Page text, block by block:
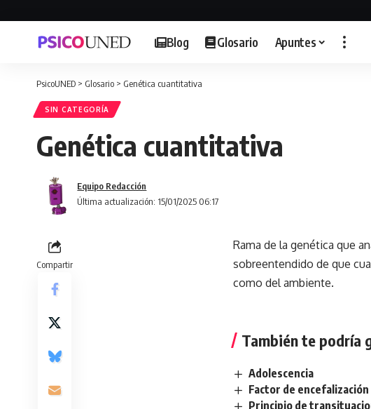
Blog Glosario Apuntes
PsicoUNED > Glosario > Genética cuantitativa
SIN CATEGORÍA
Genética cuantitativa
Última actualización: 15/01/2025 06:17
Equipo Redacción
Compartir
Rama de la genética que
sobreentendido de que
como del ambiente.
También te podría
Adolescencia
Factor de encefalización
Principio de